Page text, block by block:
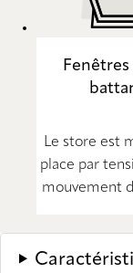
Le store est
place par
mouvement